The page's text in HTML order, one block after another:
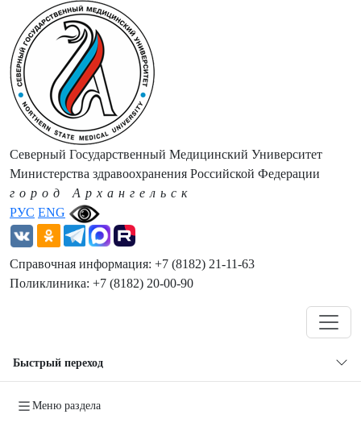
РУС ENG
Северный Государственный Медицинский Университет
Министерства здравоохранения Российской Федерации
город Архангельск
Справочная информация: +7 (8182) 21-11-63
Поликлиника: +7 (8182) 20-00-90
Быстрый переход
Меню раздела